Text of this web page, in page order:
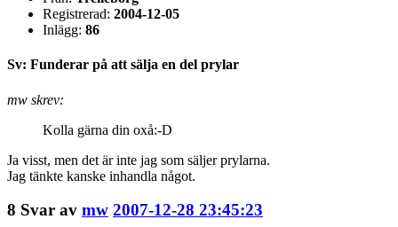
Registrerad: 2004-12-05
Inlägg: 86
Sv: Funderar på att sälja en del prylar
mw skrev:
Kolla gärna din oxå:-D
Ja visst, men det är inte jag som säljer prylarna.
Jag tänkte kanske inhandla något.
8 Svar av mw 2007-12-28 23:45:23